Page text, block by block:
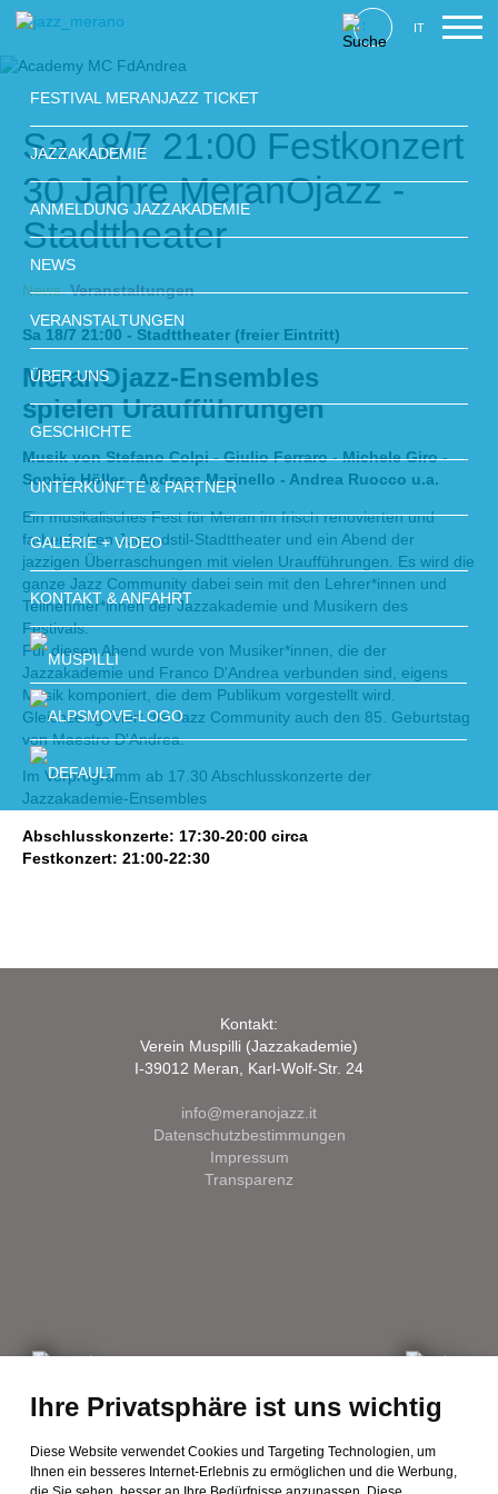
Ihre Privatsphäre ist uns wichtig
Diese Website verwendet Cookies und Targeting Technologien, um
Ihnen ein besseres Internet-Erlebnis zu ermöglichen und die Werbung,
Sa 18/7 21:00 Festkonzert
30 Jahre MeranOjazz -
Stadttheater
News,Veranstaltungen
Sa 18/7 21:00 - Stadttheater (freier Eintritt)
MeranOjazz-Ensembles
spielen Uraufführungen
Musik von Stefano Colpi - Giulio Ferraro - Michele Giro -
Sophie Höller - Andreas Marinello - Andrea Ruocco u.a.
Ein musikalisches Fest für Meran im frisch renovierten und
farbenfrohen Jugendstil-Stadttheater und ein Abend der
jazzigen Überraschungen mit vielen Uraufführungen. Es wird die
ganze Jazz Community dabei sein mit den Lehrer*innen und
Teilnehmer*innen der Jazzakademie und Musikern des
Festivals.
Für diesen Abend wurde von Musiker*innen, die der
Jazzakademie und Franco D'Andrea verbunden sind, eigens
Musik komponiert, die dem Publikum vorgestellt wird.
Gleichzeitig feiert die Jazz Community auch den 85. Geburtstag
von Maestro D'Andrea.
Im Vorprogramm ab 17.30 Abschlusskonzerte der
Jazzakademie-Ensembles
Abschlusskonzerte: 17:30-20:00 circa
Festkonzert: 21:00-22:30
IT
FESTIVAL MERANJAZZ TICKET
JAZZAKADEMIE
ANMELDUNG JAZZAKADEMIE
NEWS
VERANSTALTUNGEN
ÜBER UNS
GESCHICHTE
UNTERKÜNFTE & PARTNER
GALERIE + VIDEO
KONTAKT & ANFAHRT
Kontakt:
Verein Muspilli (Jazzakademie)
I-39012 Meran, Karl-Wolf-Str. 24
info@meranojazz.it
Datenschutzbestimmungen
Impressum
Transparenz